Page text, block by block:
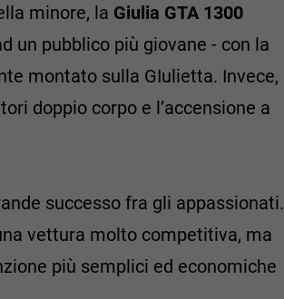
minore, la Giulia GTA 1300
un pubblico più giovane - con la
montato sulla GIulietta. Invece,
doppio corpo e l’accensione a
successo fra gli appassionati.
vettura molto competitiva, ma
più semplici ed economiche